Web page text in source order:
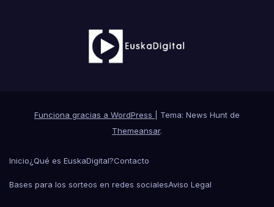
Funciona gracias a WordPress
Tema: News Hunt de
Themeansar.
Inicio¿Qué es EuskaDigital?Contacto
Bases para los sorteos en redes socialesAviso Legal